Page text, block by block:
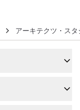
アーキテクツ・ス